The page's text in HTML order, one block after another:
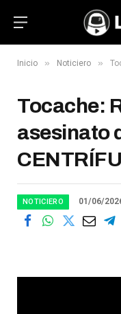
Inicio » Noticiero »
Tocache:
asesinato
NOTICIERO 01/06/